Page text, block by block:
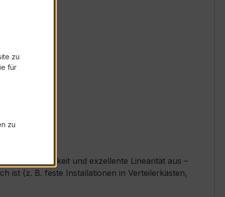
Zuverlässigkeit und exzellente Linearität aus –
ist (z. B. feste Installationen in Verteilerkästen,
zu
für
zu